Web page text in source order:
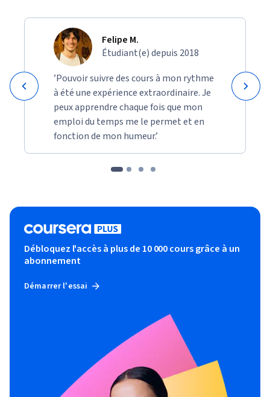
Felipe M.
Étudiant(e) depuis 2018
’Pouvoir suivre des cours à mon rythme
à été une expérience extraordinaire. Je
peux apprendre chaque fois que mon
emploi du temps me le permet et en
fonction de mon humeur.’
Débloquez l'accès à plus de 10 000 cours grâce à un
abonnement
Démarrer l'essai